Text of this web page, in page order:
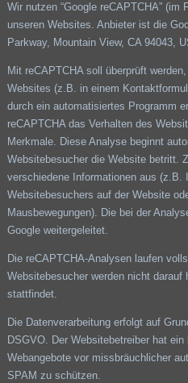
Wir nutzen “Google reCAPTCHA” (im
unseren Websites. Anbieter ist die
Parkway, Mountain View, CA 94043,
Mit reCAPTCHA soll überprüft
Websites (z.B. in einem
durch ein automatisiertes Programm
reCAPTCHA das Verhalten des
Merkmale. Diese Analyse beginnt
Websitebesucher die Website betritt.
verschiedene Informationen aus (z.B.
Websitebesuchers auf der Website
Mausbewegungen). Die bei der
Google weitergeleitet.
Die reCAPTCHA-Analysen laufen
Websitebesucher werden nicht
stattfindet.
Die Datenverarbeitung erfolgt auf
DSGVO. Der Websitebetreiber hat
Webangebote vor missbräuchlicher
SPAM zu schützen.